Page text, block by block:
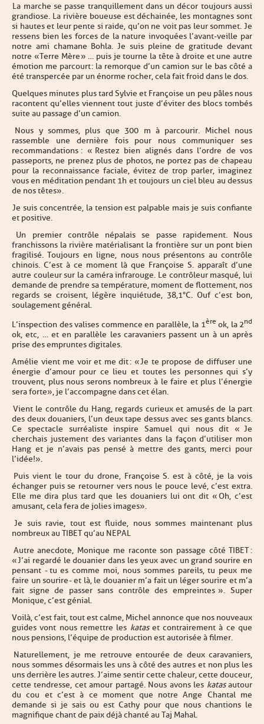
La marche se passe tranquillement dans un décor toujours aussi
grandiose. La rivière boueuse est déchainée, les montagnes sont
si hautes et leur pente si raide, qu’on ne voit pas leur sommet. Je
ressens bien les forces de la nature invoquées l’avant-veille par
notre ami chamane Bohla. Je suis pleine de gratitude devant
notre « Terre Mère » … puis je tourne la tête à droite et une autre
émotion me parcourt : la remorque d’un camion sur le bas côté a
été transpercée par un énorme rocher, cela fait froid dans le dos.
Quelques minutes plus tard Sylvie et Françoise un peu pâles nous
racontent qu’elles viennent tout juste d’éviter des blocs tombés
suite au passage d’un camion.
Nous y sommes, plus que 300 m à parcourir. Michel nous
rassemble une dernière fois pour nous communiquer ses
recommandations : « Restez bien alignés dans l’ordre de vos
passeports, ne prenez plus de photos, ne portez pas de chapeau
pour la reconnaissance faciale, évitez de trop parler, imaginez
vous en méditation pendant 1h et toujours un ciel bleu au dessus
de nos têtes ».
Je suis concentrée, la tension est palpable mais je suis confiante
et positive.
Un premier contrôle népalais se passe rapidement. Nous
franchissons la rivière matérialisant la frontière sur un pont bien
fragilisé. Toujours en ligne, nous nous présentons au contrôle
chinois. C’est à ce moment là que Françoise S. apparaît d’une
autre couleur sur la caméra infrarouge. Le contrôleur masqué, lui
demande de prendre sa température, moment de flottement, nos
regards se croisent, légère inquiétude, 38,1°C. Ouf c’est bon,
soulagement général.
L’inspection des valises commence en parallèle, la 1ère ok, la 2nd
ok, etc, … et en parallèle les caravaniers passent un à un après
prise des empruntes digitales.
Amélie vient me voir et me dit : « Je te propose de diffuser une
énergie d’amour pour ce lieu et toutes les personnes qui s’y
trouvent, plus nous serons nombreux à le faire et plus l’énergie
sera forte », je l’accompagne dans cet élan.
Vient le contrôle du Hang, regards curieux et amusés de la part
des deux douaniers, l’un deux tape dessus avec ses gants blancs.
Ce spectacle surréaliste inspire Samuel qui nous dit « Je
cherchais justement des variantes dans la façon d’utiliser mon
Hang et je n’avais pas pensé à mettre des gants, merci pour
l’idée ! ».
Puis vient le tour du drone, Françoise S. est à côté, je la vois
échanger puis se retourner vers nous le pouce levé, c’est extra.
Elle me dira plus tard que les douaniers lui ont dit « Oh, c’est
amusant, cela fera de jolies images ».
Je suis ravie, tout est fluide, nous sommes maintenant plus
nombreux au TIBET qu’au NEPAL
Autre anecdote, Monique me raconte son passage côté TIBET :
« J’ai regardé le douanier dans les yeux avec un grand sourire en
pensant - tu es comme moi, nous sommes pareils, tu peux me
faire un sourire - et là, le douanier m’a fait un léger sourire et m’a
fait signe de passer sans contrôle des empreintes ». Super
Monique, c’est génial.
Voilà, c’est fait, tout est calme, Michel annonce que nos nouveaux
guides vont nous remettre les kataset contrairement à ce que
nous pensions, l’équipe de production est autorisée à filmer.
Naturellement, je me retrouve entourée de deux caravaniers,
nous sommes désormais les uns à côté des autres et non plus les
uns derrière les autres. J’aime sentir cette chaleur, cette douceur,
cette tendresse, cet amour partagé. Nous avons les katasautour
du cou et c’est à ce moment que notre Ange Chantal me
demande si je sais ou est Cathy pour que nous chantions le
magnifique chant de paix déjà chanté au Taj Mahal.